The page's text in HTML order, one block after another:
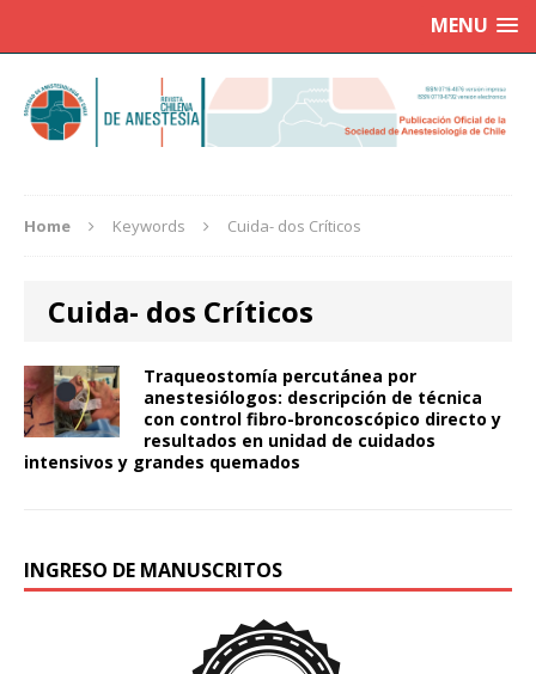
MENU
Home Keywords Cuida- dos Críticos
Cuida- dos Críticos
Traqueostomía percutánea por
anestesiólogos: descripción de técnica
con control fibro-broncoscópico directo y
resultados en unidad de cuidados
intensivos y grandes quemados
INGRESO DE MANUSCRITOS